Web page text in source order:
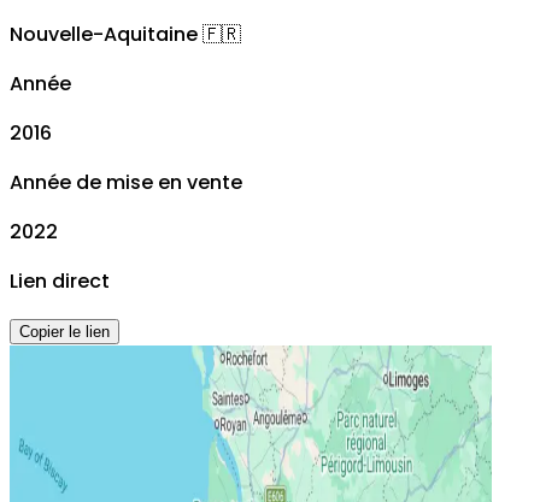
Nouvelle-Aquitaine🇫🇷
Année
2016
Année de mise en vente
2022
Lien direct
Copier le lien